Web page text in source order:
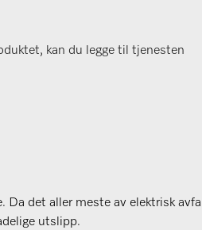
kan du legge til tjenesten
det aller meste av elektrisk avfall
utslipp.